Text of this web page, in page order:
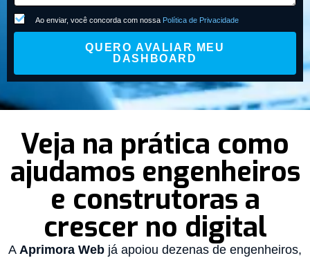
Ao enviar, você concorda com nossa Política de Privacidade
QUERO AVALIAR MEU
DASHBOARD
Veja na prática como
ajudamos engenheiros
e construtoras a
crescer no digital
A Aprimora Web já apoiou dezenas de engenheiros,